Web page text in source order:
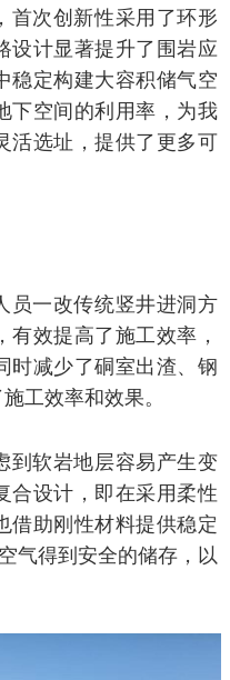
首次创新性采用了环形
设计显著提升了围岩应
稳定构建大容积储气空
下空间的利用率，为我
活选址，提供了更多可
员一改传统竖井进洞方
效提高了施工效率，
时减少了硐室出渣、钢
工效率和效果。
到软岩地层容易产生变
合设计，即在采用柔性
借助刚性材料提供稳定
气得到安全的储存，以